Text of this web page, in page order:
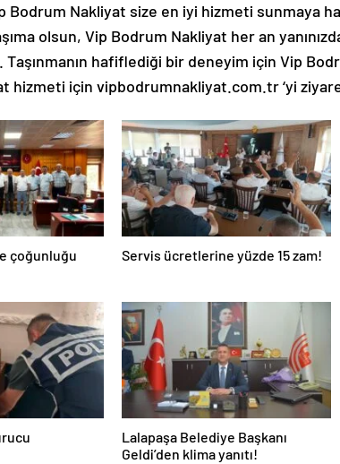
Bodrum Nakliyat size en iyi hizmeti sunmaya
olsun, Vip Bodrum Nakliyat her an
hafiflediği bir deneyim için Vip
hizmeti için vipbodrumnakliyat.com.tr ‘yi
çoğunluğu
Servis ücretlerine yüzde 15 zam!
Lalapaşa Belediye Başkanı
Geldi’den klima yanıtı!